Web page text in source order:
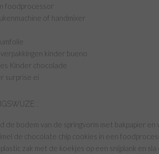
foodprocessor
of handmixer
kinder bueno
Kinder chocolade
surprise ei
:
de bodem van de springvorm met bakpapier
de chocolate chip cookies in een
zak met de koekjes op een snijplank en